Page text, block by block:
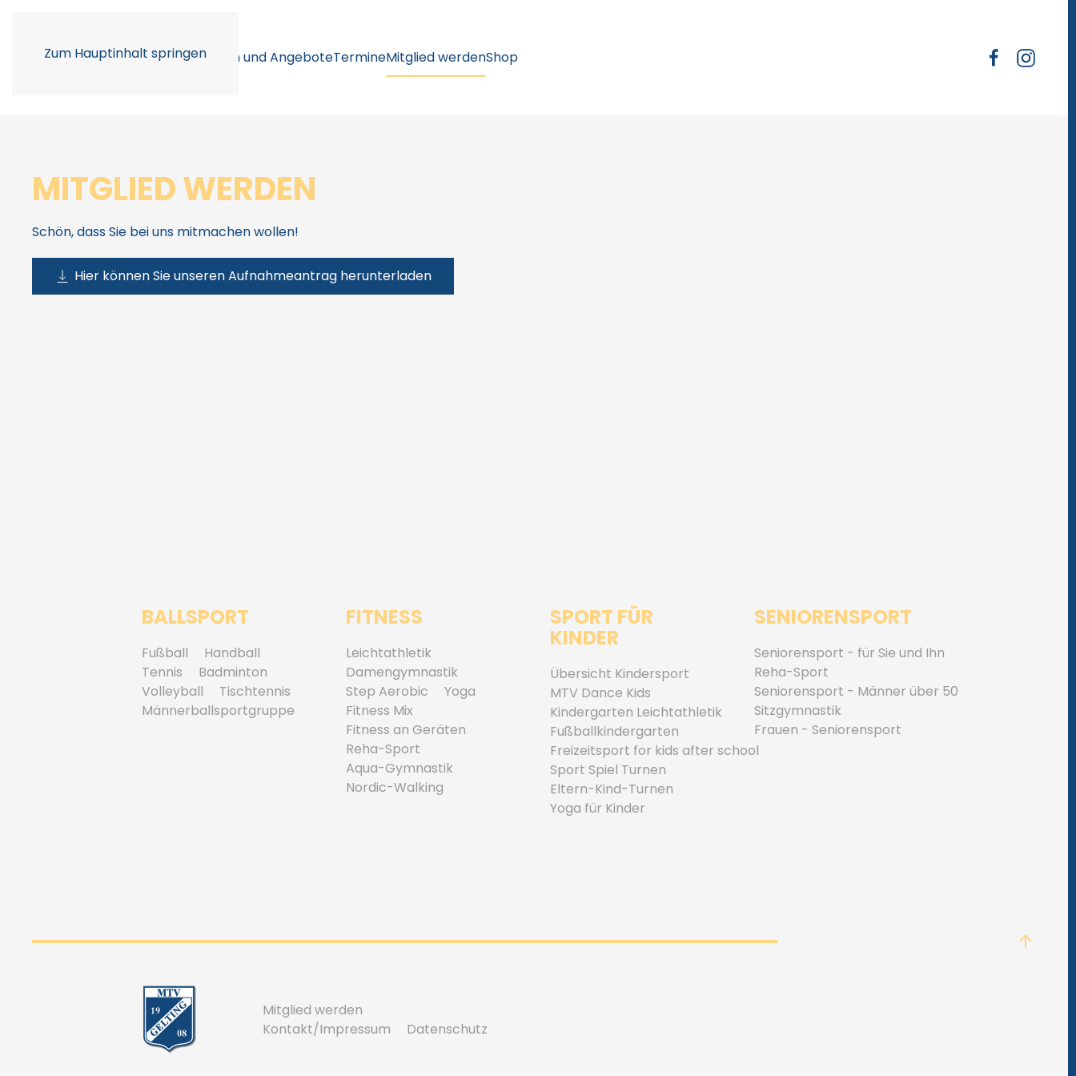
Zum Hauptinhalt springen
Unser VereinAbteilungen und AngeboteTermineMitglied werdenShop
MITGLIED WERDEN
Schön, dass Sie bei uns mitmachen wollen!
Hier können Sie unseren Aufnahmeantrag herunterladen
BALLSPORT
Fußball
Handball
Tennis
Badminton
Volleyball
Tischtennis
Männerballsportgruppe
FITNESS
Leichtathletik
Damengymnastik
Step Aerobic
Yoga
Fitness Mix
Fitness an Geräten
Reha-Sport
Aqua-Gymnastik
Nordic-Walking
SPORT FÜR
KINDER
Übersicht Kindersport
MTV Dance Kids
Kindergarten Leichtathletik
Fußballkindergarten
Freizeitsport for kids after school
Sport Spiel Turnen
Eltern-Kind-Turnen
Yoga für Kinder
SENIORENSPORT
Seniorensport - für Sie und Ihn
Reha-Sport
Seniorensport - Männer über 50
Sitzgymnastik
Frauen - Seniorensport
Mitglied werden
Kontakt/Impressum
Datenschutz